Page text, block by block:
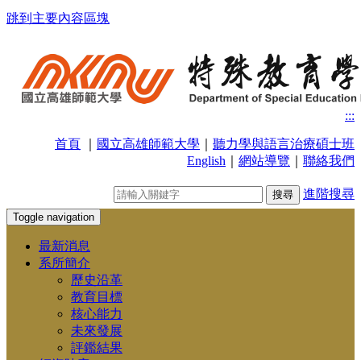
跳到主要內容區塊
:::
首頁 國立高雄師範大學
聽力學與語言治療碩士班
English
網站導覽 聯絡我們
進階搜尋
Toggle navigation
最新消息
系所簡介
歷史沿革
教育目標
核心能力
未來發展
評鑑結果